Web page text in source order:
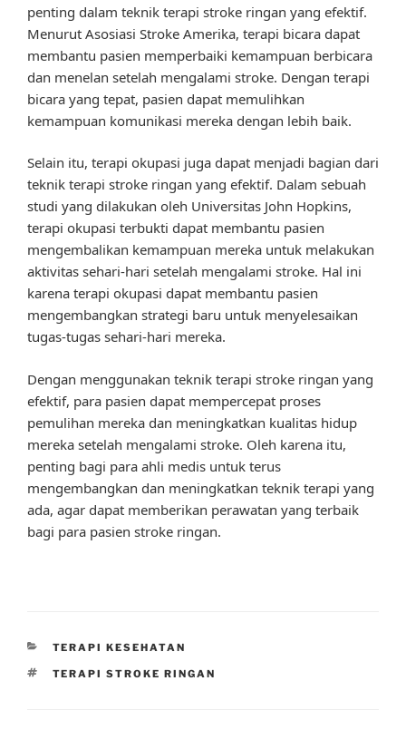
penting dalam teknik terapi stroke ringan yang efektif.
Menurut Asosiasi Stroke Amerika, terapi bicara dapat
membantu pasien memperbaiki kemampuan berbicara
dan menelan setelah mengalami stroke. Dengan terapi
bicara yang tepat, pasien dapat memulihkan
kemampuan komunikasi mereka dengan lebih baik.
Selain itu, terapi okupasi juga dapat menjadi bagian dari
teknik terapi stroke ringan yang efektif. Dalam sebuah
studi yang dilakukan oleh Universitas John Hopkins,
terapi okupasi terbukti dapat membantu pasien
mengembalikan kemampuan mereka untuk melakukan
aktivitas sehari-hari setelah mengalami stroke. Hal ini
karena terapi okupasi dapat membantu pasien
mengembangkan strategi baru untuk menyelesaikan
tugas-tugas sehari-hari mereka.
Dengan menggunakan teknik terapi stroke ringan yang
efektif, para pasien dapat mempercepat proses
pemulihan mereka dan meningkatkan kualitas hidup
mereka setelah mengalami stroke. Oleh karena itu,
penting bagi para ahli medis untuk terus
mengembangkan dan meningkatkan teknik terapi yang
ada, agar dapat memberikan perawatan yang terbaik
bagi para pasien stroke ringan.
CATEGORIES
TERAPI KESEHATAN
TAGS
TERAPI STROKE RINGAN